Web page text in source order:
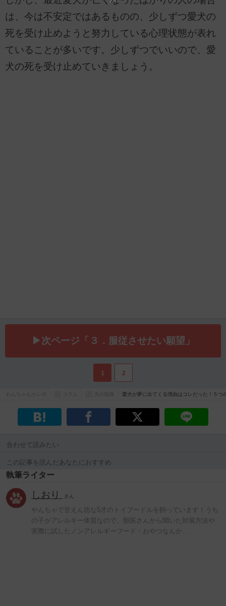
は、今は不安定ではあるものの、少しずつ愛犬の
死を受け止めようと努力している心理状態が表れ
ていることが多いです。少しずつでいいので、愛
犬の死を受け止めていきましょう。
▶次ページ「３．服従させたい願望」
1 2
愛犬が夢に出てくる理由はコレだった！５つ
合わせて読みたい
この記事を読んだあなたにおすすめ
執筆ライター
しおり さん
やんちゃで甘えん坊な5才のトイプードルを飼っています！うち
の子がアレルギー体質なので、獣医さんから聞いた対策方法や
実際に試したノンアレルギーフード・おやつなんか…